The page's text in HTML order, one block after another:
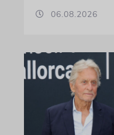
06.08.2026